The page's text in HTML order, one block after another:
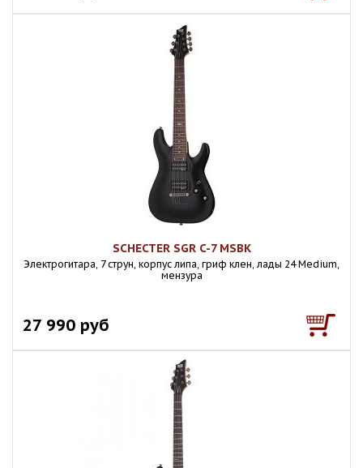
SCHECTER SGR C-7 MSBK
Электрогитара, 7 струн, корпус липа, гриф клен, лады 24 Medium,
мензура
27 990 руб